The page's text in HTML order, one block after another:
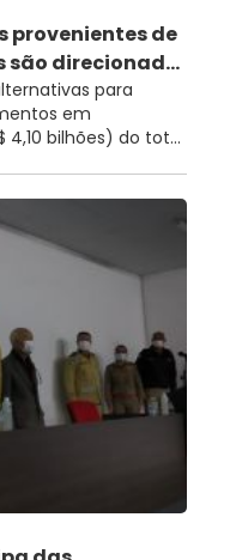
provenientes de
são direcionad...
para
em
4,10 bilhões) do tot...